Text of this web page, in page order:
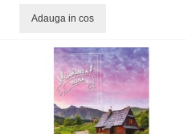
Adauga in cos